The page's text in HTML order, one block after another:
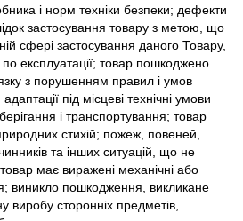
і норм техніки безпеки; дефекти
застосування товару з метою, що
сфері застосування даного Товару,
по експлуатації; товар пошкоджено
з порушенням правил і умов
під місцеві технічні умови
і транспортування; товар
стихій; пожеж, повеней,
та інших ситуацій, що не
має виражені механічні або
виникло пошкодження, викликане
виробу сторонніх предметів,